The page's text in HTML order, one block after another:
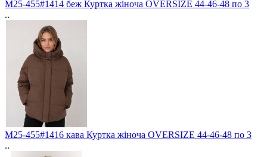
M25-455#1414 беж Куртка жіноча OVERSIZE 44-46-48 по 3
..
M25-455#1416 кава Куртка жіноча OVERSIZE 44-46-48 по 3
..